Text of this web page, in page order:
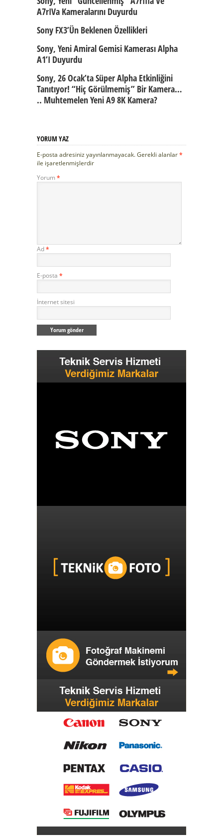
A7rIVa Kameralarını Duyurdu
Sony FX3’ün Beklenen Özellikleri
Sony, Yeni Amiral Gemisi Kamerası Alpha
A1’i Duyurdu
Sony, 26 Ocak’ta Süper Alpha Etkinliğini
Tanıtıyor! “Hiç Görülmemiş” Bir Kamera…
.. Muhtemelen Yeni A9 8K Kamera?
YORUM YAZ
E-posta adresiniz yayınlanmayacak.Gerekli alanlar*
ile işaretlenmişlerdir
Yorum *
Ad*
E-posta *
İnternet sitesi